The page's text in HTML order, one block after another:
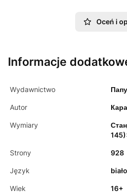
Oceń i
Informacje
Wydawnictwo
Autor
Wymiary
Strony 928
Język
Wiek 16+